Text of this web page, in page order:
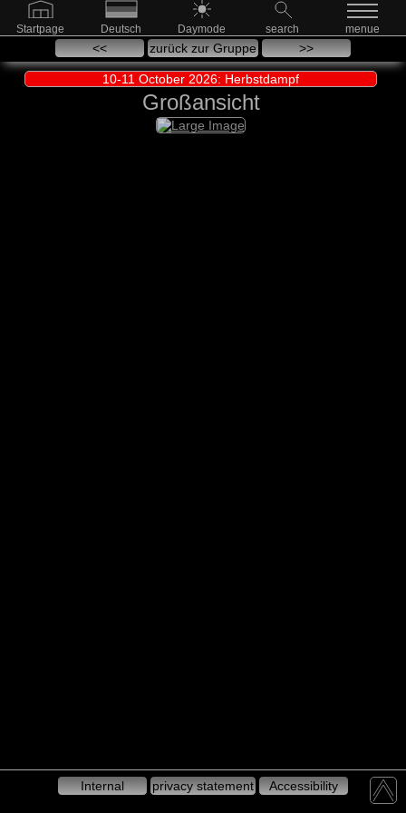
Startpage Deutsch Daymode search menue
<< zurück zur Gruppe >>
10-11 October 2026: Herbstdampf
Großansicht
Internal privacy statement Accessibility